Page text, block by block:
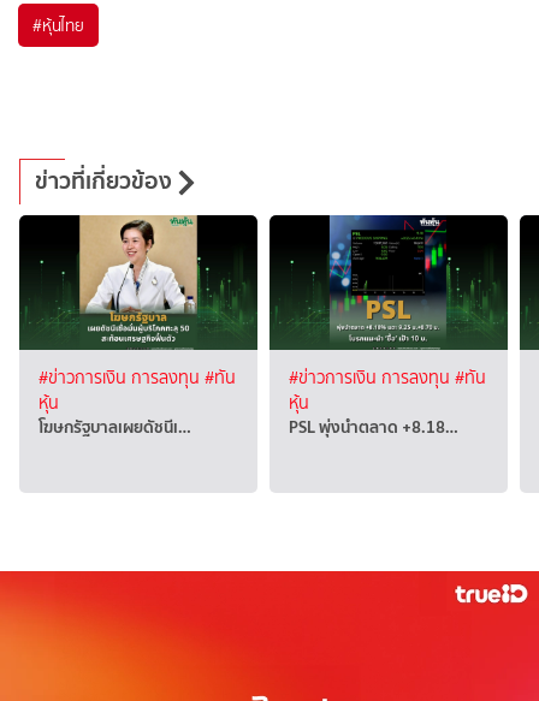
#หุ้นไทย
ข่าวที่เกี่ยวข้อง
#ข่าวการเงิน การลงทุน #ทัน
หุ้น
โฆษกรัฐบาลเผยดัชนีเ…
#ข่าวการเงิน การลงทุน #ทัน
หุ้น
PSL พุ่งนำตลาด +8.18…